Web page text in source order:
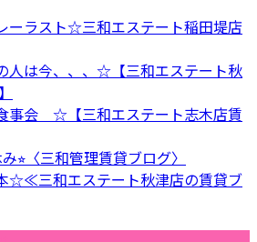
ーラスト☆三和エステート稲田堤店
人は今、、、☆【三和エステート秋
会 ☆【三和エステート志木店賃
み⭐︎〈三和管理賃貸ブログ〉
☆≪三和エステート秋津店の賃貸ブ